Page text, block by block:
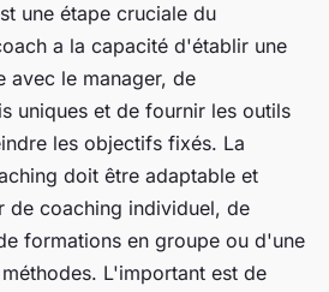
une étape cruciale du
a la capacité d'établir une
avec le manager, de
uniques et de fournir les outils
les objectifs fixés. La
doit être adaptable et
de coaching individuel, de
formations en groupe ou d'une
L'important est de